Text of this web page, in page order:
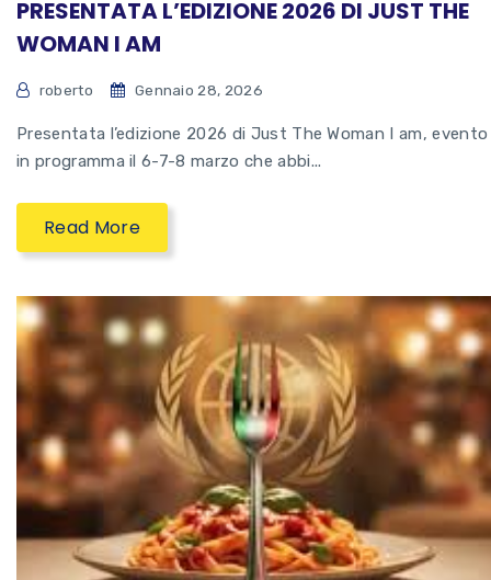
PRESENTATA L’EDIZIONE 2026 DI JUST THE
WOMAN I AM
roberto Gennaio 28, 2026
Presentata l’edizione 2026 di Just The Woman I am, evento
in programma il 6-7-8 marzo che abbi...
Read More